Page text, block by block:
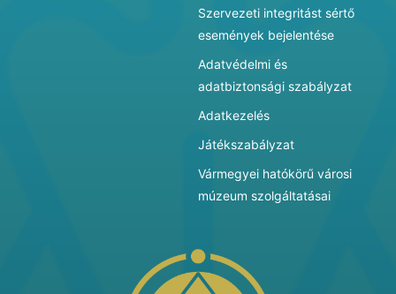
Szervezeti integritást sértő
események bejelentése
Adatvédelmi és
adatbiztonsági szabályzat
Adatkezelés
Játékszabályzat
Vármegyei hatókörű városi
múzeum szolgáltatásai